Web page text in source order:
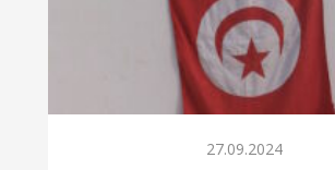
27.09.2024